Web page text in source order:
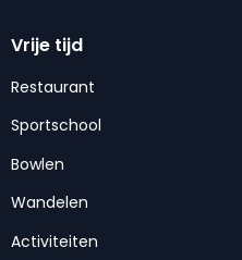
Vrije tijd
Restaurant
Sportschool
Bowlen
Wandelen
Activiteiten